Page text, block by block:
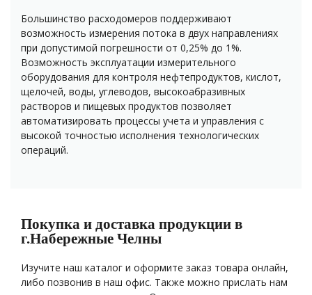
Большинство расходомеров поддерживают
возможность измерения потока в двух направлениях
при допустимой погрешности от 0,25% до 1%.
Возможность эксплуатации измерительного
оборудования для контроля нефтепродуктов, кислот,
щелочей, воды, углеводов, высокоабразивных
растворов и пищевых продуктов позволяет
автоматизировать процессы учета и управления с
высокой точностью исполнения технологических
операций.
Покупка и доставка продукции в
г.Набережные Челны
Изучите наш каталог и оформите заказ товара онлайн,
либо позвонив в наш офис. Также можно прислать нам